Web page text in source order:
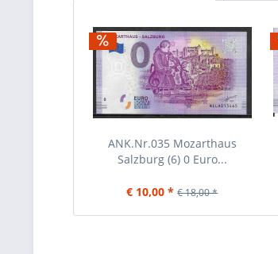
ANK.Nr.035 Mozarthaus
Salzburg (6) 0 Euro...
€ 10,00 * € 18,00 *